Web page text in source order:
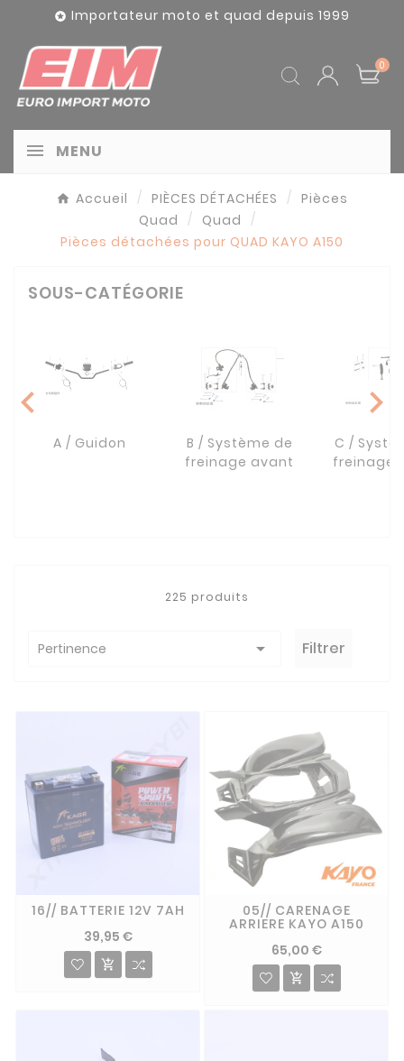
 Importateur moto et quad depuis 1999
0
MENU
Accueil PIÈCES DÉTACHÉES
Pièces
Quad
Quad
Pièces détachées pour QUAD KAYO A150
SOUS-CATÉGORIE
chevron_left
A / Guidon
B / Système de
freinage avant
C /
freinage
chevron_right
225 produits
Pertinence  Filtrer
16// BATTERIE 12V 7AH
39,95 €

05// CARENAGE
ARRIERE KAYO A150
65,00 €

Panneau de gestion des cookies